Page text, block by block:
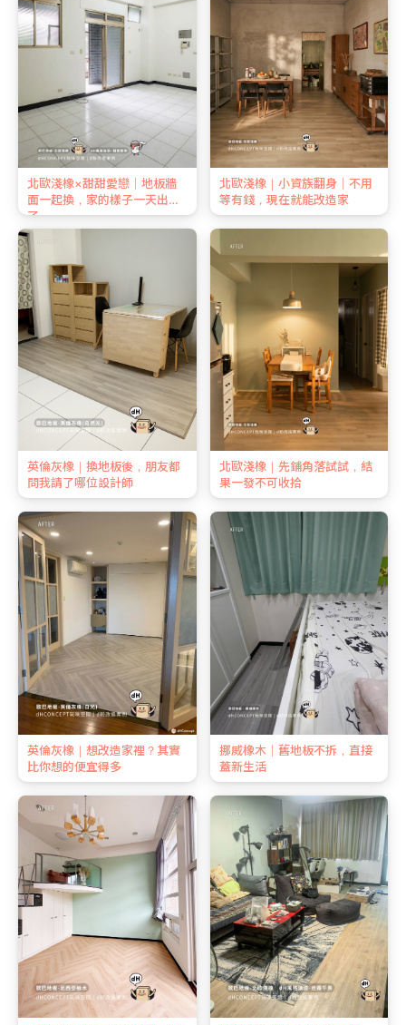
北歐淺橡×甜甜愛戀｜地板牆
面一起換，家的樣子一天出來
了
北歐淺橡｜小資族翻身｜不用
等有錢，現在就能改造家
英倫灰橡｜換地板後，朋友都
問我請了哪位設計師
北歐淺橡｜先鋪角落試試，結
果一發不可收拾
英倫灰橡｜想改造家裡？其實
比你想的便宜得多
挪威橡木｜舊地板不拆，直接
蓋新生活